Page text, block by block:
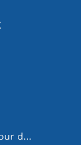
Souder comme un pro : conseils pour des connexions électroniques parfaites